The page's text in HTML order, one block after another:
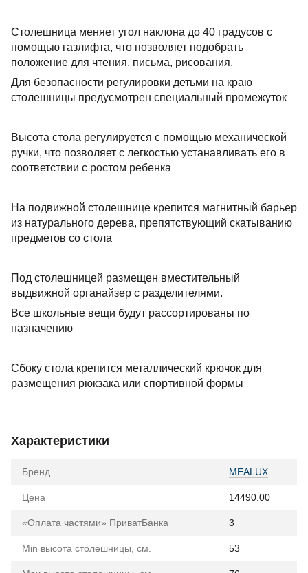
Столешница меняет угол наклона до 40 градусов с
помощью газлифта, что позволяет подобрать
положение для чтения, письма, рисования.
Для безопасности регулировки детьми на краю
столешницы предусмотрен специальный промежуток
Высота стола регулируется с помощью механической
ручки, что позволяет с легкостью устанавливать его в
соответствии с ростом ребенка
На подвижной столешнице крепится магнитный барьер
из натурального дерева, препятствующий скатыванию
предметов со стола
Под столешницей размещен вместительный
выдвижной органайзер с разделителями.
Все школьные вещи будут рассортированы по
назначению
Сбоку стола крепится металлический крючок для
размещения рюкзака или спортивной формы
Характеристики
Бренд MEALUX
Цена 14490.00
«Оплата частями» ПриватБанка 3
Min высота столешницы, см. 53